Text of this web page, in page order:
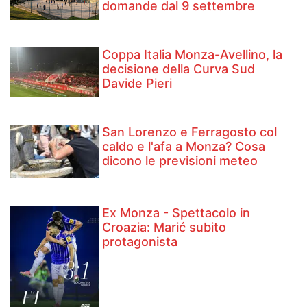
domande dal 9 settembre
Coppa Italia Monza-Avellino, la
decisione della Curva Sud
Davide Pieri
San Lorenzo e Ferragosto col
caldo e l'afa a Monza? Cosa
dicono le previsioni meteo
Ex Monza - Spettacolo in
Croazia: Marić subito
protagonista